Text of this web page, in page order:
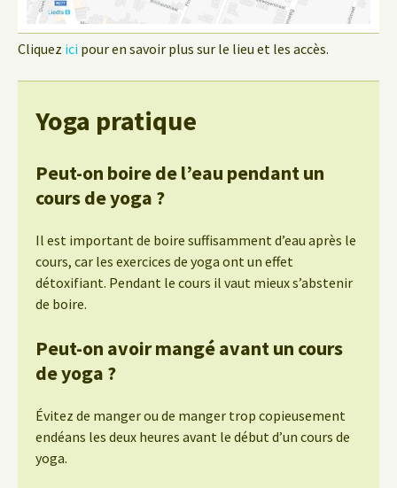
Cliquez ici pour en savoir plus sur le lieu et les accès.
Yoga pratique
Peut-on boire de l’eau pendant un
cours de yoga ?
Il est important de boire suffisamment d’eau après le
cours, car les exercices de yoga ont un effet
détoxifiant. Pendant le cours il vaut mieux s’abstenir
de boire.
Peut-on avoir mangé avant un cours
de yoga ?
Évitez de manger ou de manger trop copieusement
endéans les deux heures avant le début d’un cours de
yoga.